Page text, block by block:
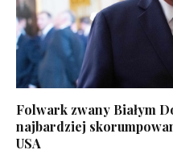
Folwark zwany Białym
najbardziej
USA